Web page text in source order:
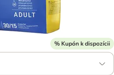
% Kupón k dispozícii